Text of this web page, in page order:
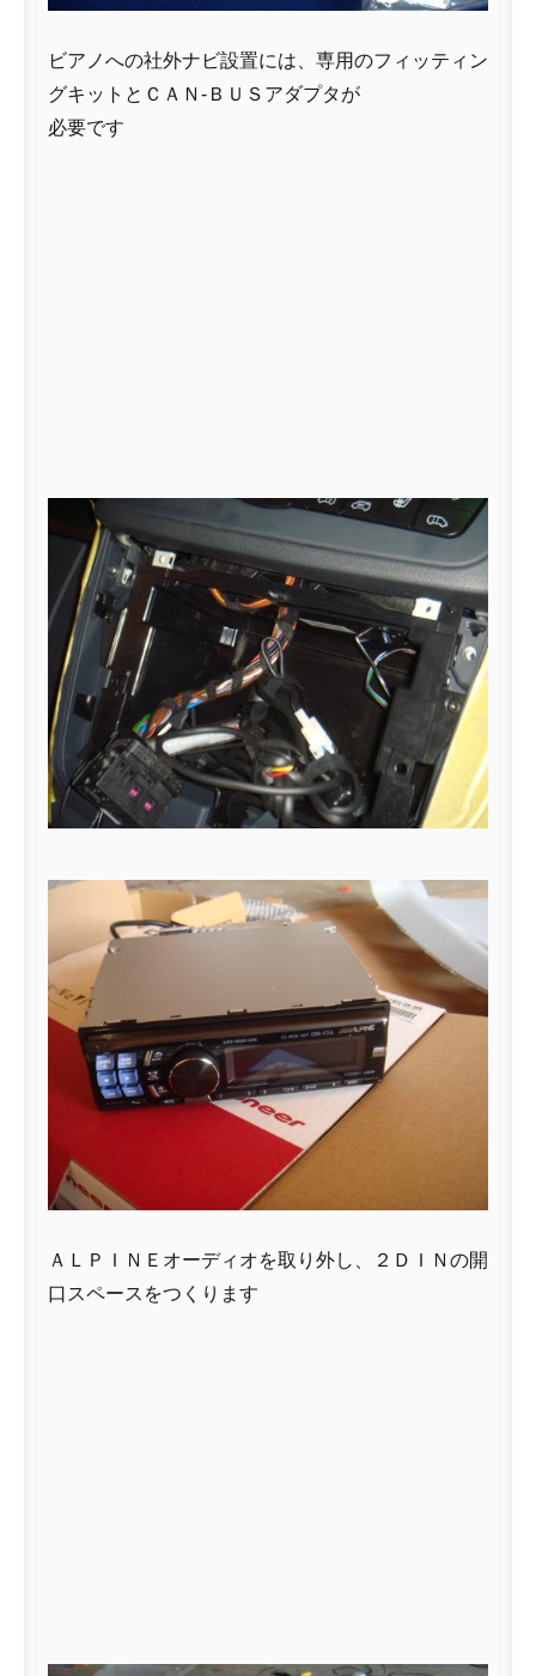
ビアノへの社外ナビ設置には、専用のフィッティン
グキットとＣＡＮ-ＢＵＳアダプタが
必要です
ＡＬＰＩＮＥオーディオを取り外し、２ＤＩＮの開
口スペースをつくります